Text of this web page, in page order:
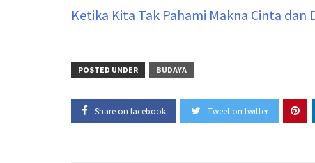
Ketika Kita Tak Pahami Makna Cinta dan
POSTED UNDER BUDAYA
Share on facebook Tweet on twitter